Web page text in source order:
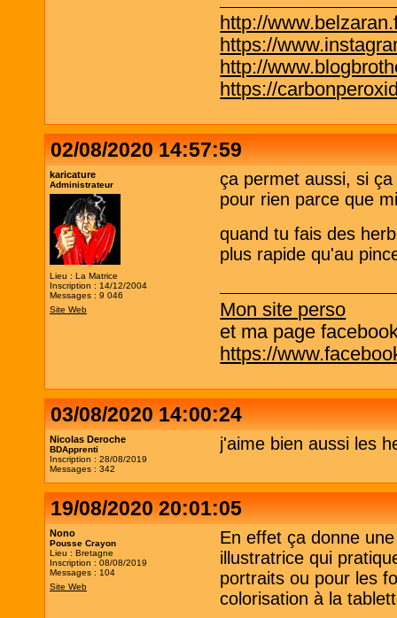
http://
https://
http://
https://
02/08/2020 14:57:59
karicature
Administrateur
Lieu : La Matrice
Inscription : 14/12/2004
Messages : 9 046
Site Web
ça permet aussi, si
pour rien parce que
quand tu fais des
plus rapide qu'au
Mon site perso
et ma page
https://
03/08/2020 14:00:24
Nicolas Deroche
BDApprenti
Inscription : 28/08/2019
Messages : 342
j'aime bien aussi les
19/08/2020 20:01:05
Nono
Pousse Crayon
Lieu : Bretagne
Inscription : 08/08/2019
Messages : 104
Site Web
En effet ça donne
illustratrice qui
portraits ou pour les
colorisation à la